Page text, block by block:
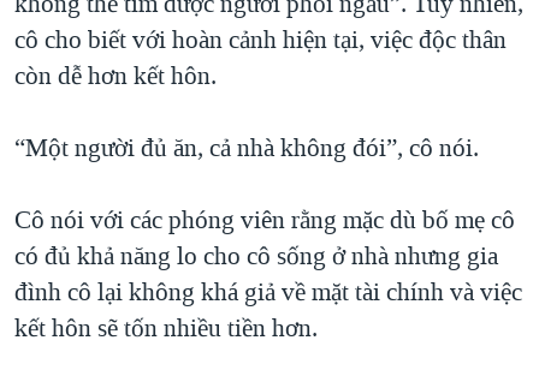
cô cho biết với hoàn cảnh hiện tại, việc độc thân
còn dễ hơn kết hôn.
“Một người đủ ăn, cả nhà không đói”, cô nói.
Cô nói với các phóng viên rằng mặc dù bố mẹ cô
có đủ khả năng lo cho cô sống ở nhà nhưng gia
đình cô lại không khá giả về mặt tài chính và việc
kết hôn sẽ tốn nhiều tiền hơn.